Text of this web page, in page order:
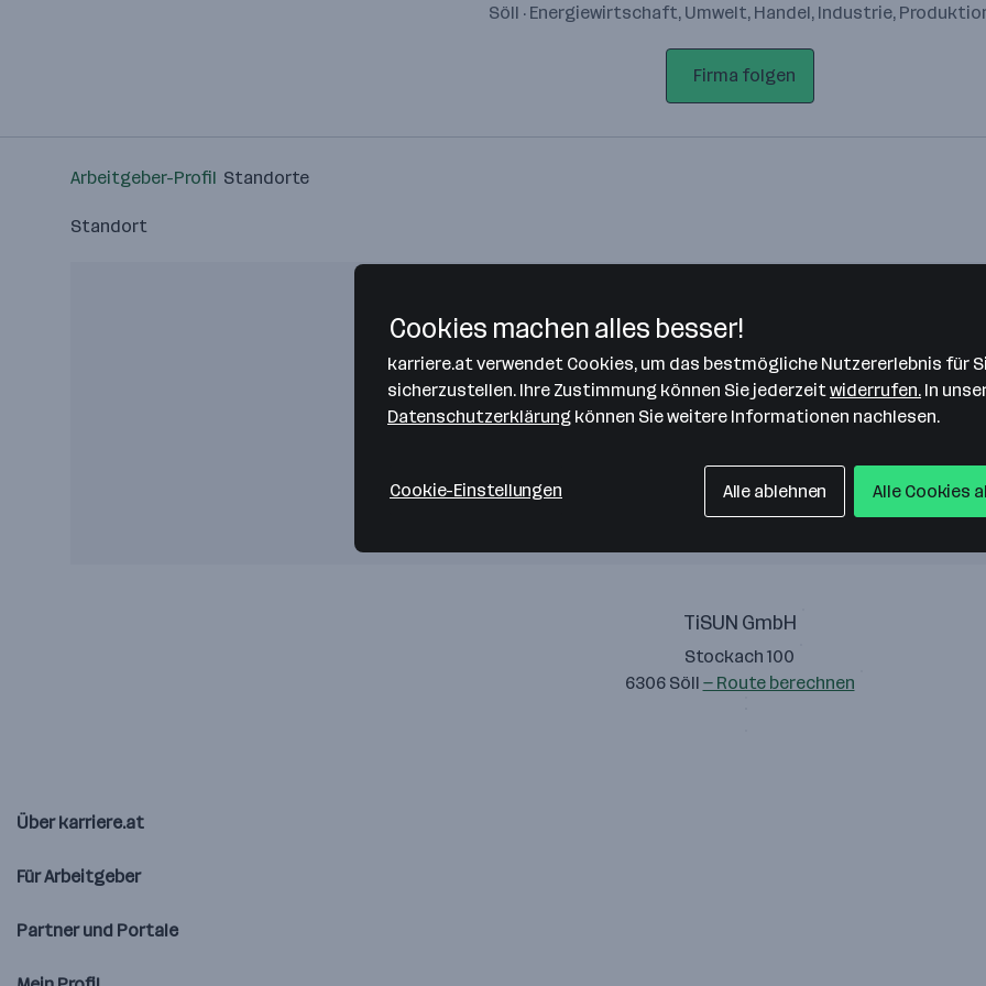
Söll · Energiewirtschaft, Umwelt, Handel, Industrie,
Firma folgen
Arbeitgeber-Profil Standorte
Standort
Bitte stimme unseren Cookie-
Richtlinien zu, um diese Karte
anzuzeigen.
Zustimmung geben
TiSUN GmbH
Stockach 100
6306 Söll — Route berechnen
Über karriere.at
Für Arbeitgeber
Partner und Portale
Cookies machen alles besser!
karriere.at verwendet Cookies, um das bestmögliche Nutzererlebnis für
sicherzustellen. Ihre Zustimmung können Sie jederzeit widerrufen. In
Datenschutzerklärung können Sie weitere Informationen nachlesen.
Cookie-Einstellungen Alle ablehnen Alle Cookies